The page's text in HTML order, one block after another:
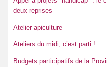
deux reprises
Atelier apiculture
Ateliers du midi, c’est parti !
Budgets participatifs de la